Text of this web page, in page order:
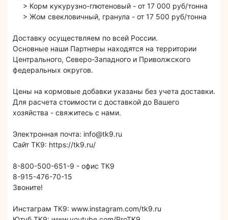
> Корм кукурузно-глютеновый - от 17 000 руб/тонна
> Жом свекловичный, гранула - от 17 500 руб/тонна
Доставку осуществляем по всей России.
Основные наши Партнеры находятся на территории
Центрального, Северо-Западного и Приволжского
федеральных округов.
Цены на кормовые добавки указаны без учета доставки.
Для расчета стоимости с доставкой до Вашего
хозяйства - свяжитесь с нами.
Электронная почта: info@tk9.ru
Сайт ТК9: https://tk9.ru/
8-800-500-651-9 - офис ТК9
8-915-476-70-15
Звоните!
Инстаграм ТК9: www.instagram.com/tk9.ru